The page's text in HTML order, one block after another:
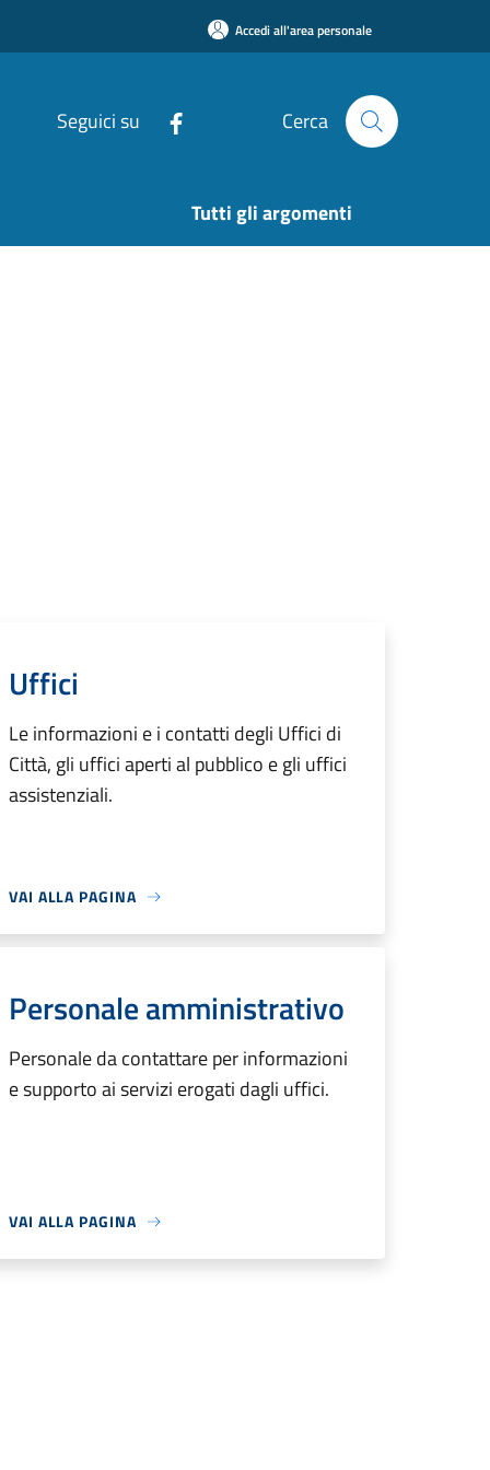
Accedi all'area personale
Seguici su Cerca
Tutti gli argomenti
Uffici
Le informazioni e i contatti degli Uffici di
Città, gli uffici aperti al pubblico e gli uffici
assistenziali.
VAI ALLA PAGINA
Personale amministrativo
Personale da contattare per informazioni
e supporto ai servizi erogati dagli uffici.
VAI ALLA PAGINA